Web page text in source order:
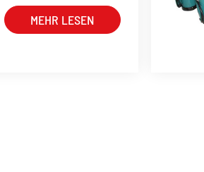
MEHR LESEN